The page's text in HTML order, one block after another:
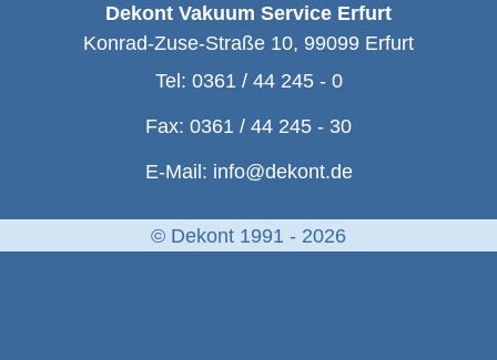
Dekont Vakuum Service Erfurt
Konrad-Zuse-Straße 10, 99099 Erfurt
Tel: 0361 / 44 245 - 0
Fax: 0361 / 44 245 - 30
E-Mail: info@dekont.de
© Dekont 1991 - 2026